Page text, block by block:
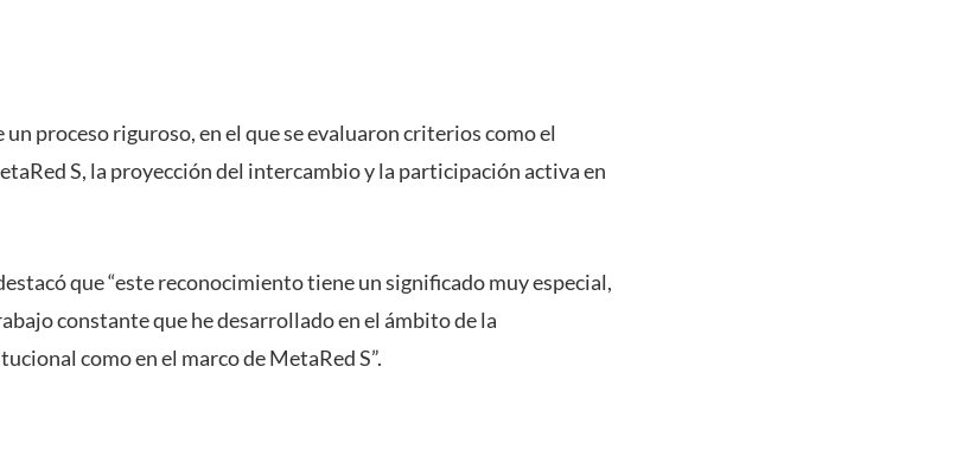
un proceso riguroso, en el que se evaluaron criterios como el
S, la proyección del intercambio y la participación activa en
que “este reconocimiento tiene un significado muy especial,
constante que he desarrollado en el ámbito de la
como en el marco de MetaRed S”.